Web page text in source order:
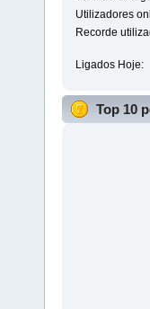
Utilizadores
Recorde
Ligados Hoje:
Top 10